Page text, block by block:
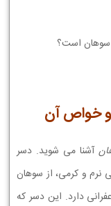
سوهان است؟
خواص آن
آشنا می شوید. دسر
نرم و کرمی، از سوهان
دارد. این دسر که